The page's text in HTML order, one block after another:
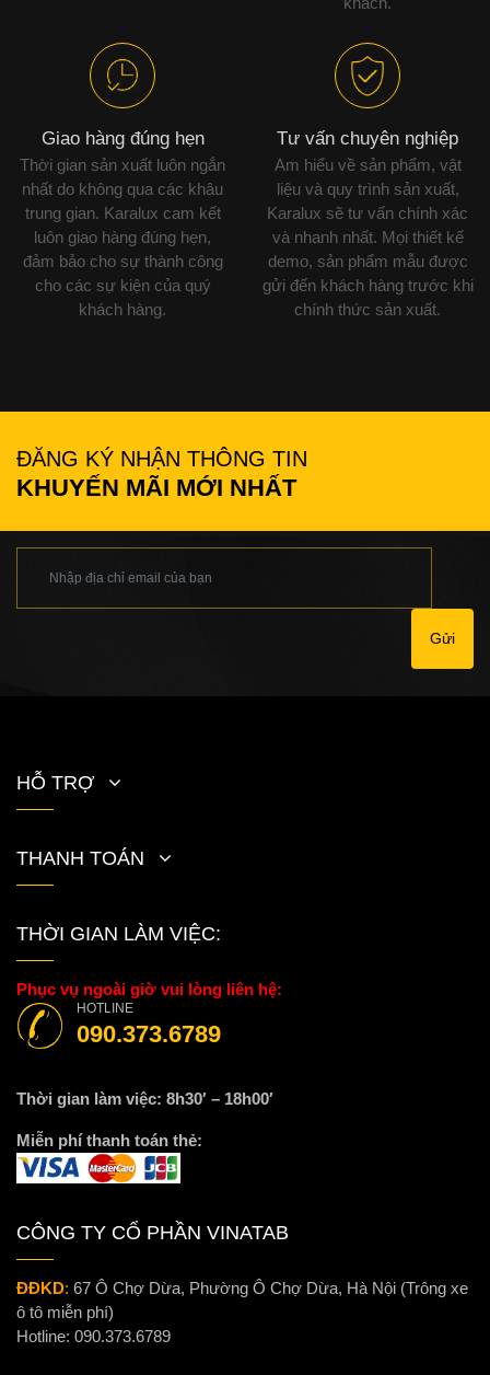
Giao hàng đúng hẹn
Thời gian sản xuất luôn ngắn
nhất do không qua các khâu
trung gian. Karalux cam kết
luôn giao hàng đúng hẹn,
đảm bảo cho sự thành công
cho các sự kiện của quý
khách hàng.
Tư vấn chuyên nghiệp
Am hiểu về sản phẩm, vật
liệu và quy trình sản xuất,
Karalux sẽ tư vấn chính xác
và nhanh nhất. Mọi thiết kế
demo, sản phẩm mẫu được
gửi đến khách hàng trước khi
chính thức sản xuất.
ĐĂNG KÝ NHẬN THÔNG TIN
KHUYẾN MÃI MỚI NHẤT
Gửi
HỖ TRỢ
THANH TOÁN
THỜI GIAN LÀM VIỆC:
Phục vụ ngoài giờ vui lòng liên hệ:
HOTLINE
090.373.6789
Thời gian làm việc: 8h30′ – 18h00′
Miễn phí thanh toán thẻ:
CÔNG TY CỔ PHẦN VINATAB
ĐĐKD: 67 Ô Chợ Dừa, Phường Ô Chợ Dừa, Hà Nội (Trông xe
ô tô miễn phí)
Hotline: 090.373.6789